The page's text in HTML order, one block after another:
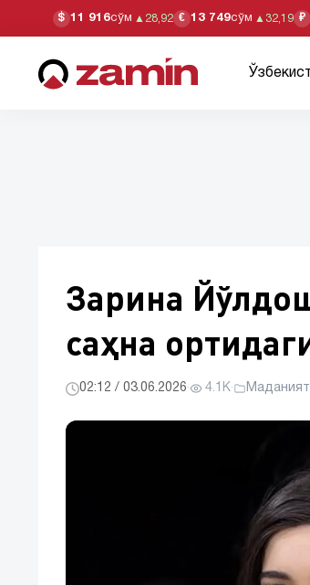
$ 11 916сўм ▲ 28,92 € 13 749сўм ▲ 32,19 ₽
Зарина
саҳна
02:12 / 03.06.2026· 4.1K· Маданият